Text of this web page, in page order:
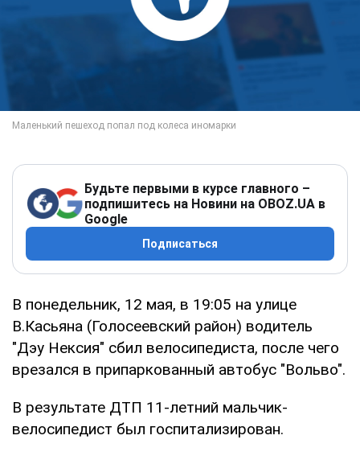
Будьте первыми в курсе главного –
подпишитесь на Новини на OBOZ.UA в
Google
Подписаться
В понедельник, 12 мая, в 19:05 на улице
В.Касьяна (Голосеевский район) водитель
"Дэу Нексия" сбил велосипедиста, после чего
врезался в припаркованный автобус "Вольво".
В результате ДТП 11-летний мальчик-
велосипедист был госпитализирован.